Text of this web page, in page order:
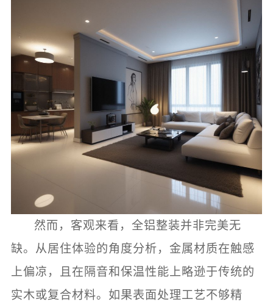
然而，客观来看，全铝整装并非完美无
缺。从居住体验的角度分析，金属材质在触感
上偏凉，且在隔音和保温性能上略逊于传统的
实木或复合材料。如果表面处理工艺不够精